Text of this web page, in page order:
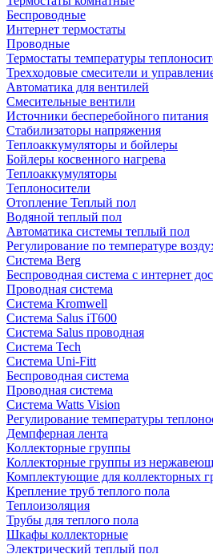
Беспроводные
Интернет термостаты
Проводные
Термостаты температуры
Трехходовые смесители и
Автоматика для вентилей
Смесительные вентили
Источники бесперебойного питания
Стабилизаторы напряжения
Теплоаккумуляторы и бойлеры
Бойлеры косвенного нагрева
Теплоаккумуляторы
Теплоносители
Отопление Теплый пол
Водяной теплый пол
Автоматика системы теплый пол
Регулирование по температуре
Система Berg
Беспроводная система с интернет
Проводная система
Система Kromwell
Система Salus iT600
Система Salus проводная
Система Tech
Система Uni-Fitt
Беспроводная система
Проводная система
Система Watts Vision
Регулирование температуры
Демпферная лента
Коллекторные группы
Коллекторные группы из
Комплектующие для коллекторных
Крепление труб теплого пола
Теплоизоляция
Трубы для теплого пола
Шкафы коллекторные
Электрический теплый пол